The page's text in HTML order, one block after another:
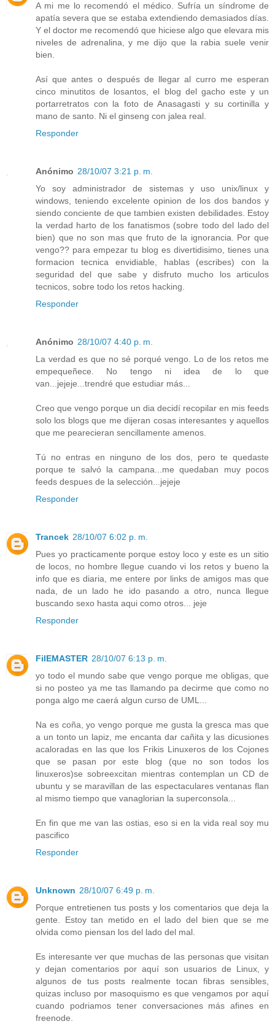
A mi me lo recomendó el médico. Sufría un síndrome de
apatía severa que se estaba extendiendo demasiados días.
Y el doctor me recomendó que hiciese algo que elevara mis
niveles de adrenalina, y me dijo que la rabia suele venir
bien.
Así que antes o después de llegar al curro me esperan
cinco minutitos de losantos, el blog del gacho este y un
portarretratos con la foto de Anasagasti y su cortinilla y
mano de santo. Ni el ginseng con jalea real.
Responder
Anónimo 28/10/07 3:21 p. m.
Yo soy administrador de sistemas y uso unix/linux y
windows, teniendo excelente opinion de los dos bandos y
siendo conciente de que tambien existen debilidades. Estoy
la verdad harto de los fanatismos (sobre todo del lado del
bien) que no son mas que fruto de la ignorancia. Por que
vengo?? para empezar tu blog es divertidisimo, tienes una
formacion tecnica envidiable, hablas (escribes) con la
seguridad del que sabe y disfruto mucho los articulos
tecnicos, sobre todo los retos hacking.
Responder
Anónimo 28/10/07 4:40 p. m.
La verdad es que no sé porqué vengo. Lo de los retos me
empequeñece. No tengo ni idea de lo que
van...jejeje...trendré que estudiar más...
Creo que vengo porque un dia decidí recopilar en mis feeds
solo los blogs que me dijeran cosas interesantes y aquellos
que me pearecieran sencillamente amenos.
Tú no entras en ninguno de los dos, pero te quedaste
porque te salvó la campana...me quedaban muy pocos
feeds despues de la selección...jejeje
Responder
Trancek 28/10/07 6:02 p. m.
Pues yo practicamente porque estoy loco y este es un sitio
de locos, no hombre llegue cuando vi los retos y bueno la
info que es diaria, me entere por links de amigos mas que
nada, de un lado he ido pasando a otro, nunca llegue
buscando sexo hasta aqui como otros... jeje
Responder
FilEMASTER 28/10/07 6:13 p. m.
yo todo el mundo sabe que vengo porque me obligas, que
si no posteo ya me tas llamando pa decirme que como no
ponga algo me caerá algun curso de UML...
Na es coña, yo vengo porque me gusta la gresca mas que
a un tonto un lapiz, me encanta dar cañita y las dicusiones
acaloradas en las que los Frikis Linuxeros de los Cojones
que se pasan por este blog (que no son todos los
linuxeros)se sobreexcitan mientras contemplan un CD de
ubuntu y se maravillan de las espectaculares ventanas flan
al mismo tiempo que vanaglorian la superconsola...
En fin que me van las ostias, eso si en la vida real soy mu
pascifico
Responder
Unknown 28/10/07 6:49 p. m.
Porque entretienen tus posts y los comentarios que deja la
gente. Estoy tan metido en el lado del bien que se me
olvida como piensan los del lado del mal.
Es interesante ver que muchas de las personas que visitan
y dejan comentarios por aquí son usuarios de Linux, y
algunos de tus posts realmente tocan fibras sensibles,
quizas incluso por masoquismo es que vengamos por aquí
cuando podriamos tener conversaciones más afines en
freenode.